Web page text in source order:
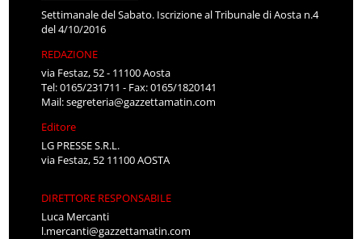
Settimanale del Sabato. Iscrizione al Tribunale di Aosta n.4
del 4/10/2016
REDAZIONE
via Festaz, 52 - 11100 Aosta
Tel: 0165/231711 - Fax: 0165/1820141
Mail:segreteria@gazzettamatin.com
Editore
LG PRESSE S.R.L.
via Festaz, 52 11100 AOSTA
DIRETTORE RESPONSABILE
Luca Mercanti
l.mercanti@gazzettamatin.com